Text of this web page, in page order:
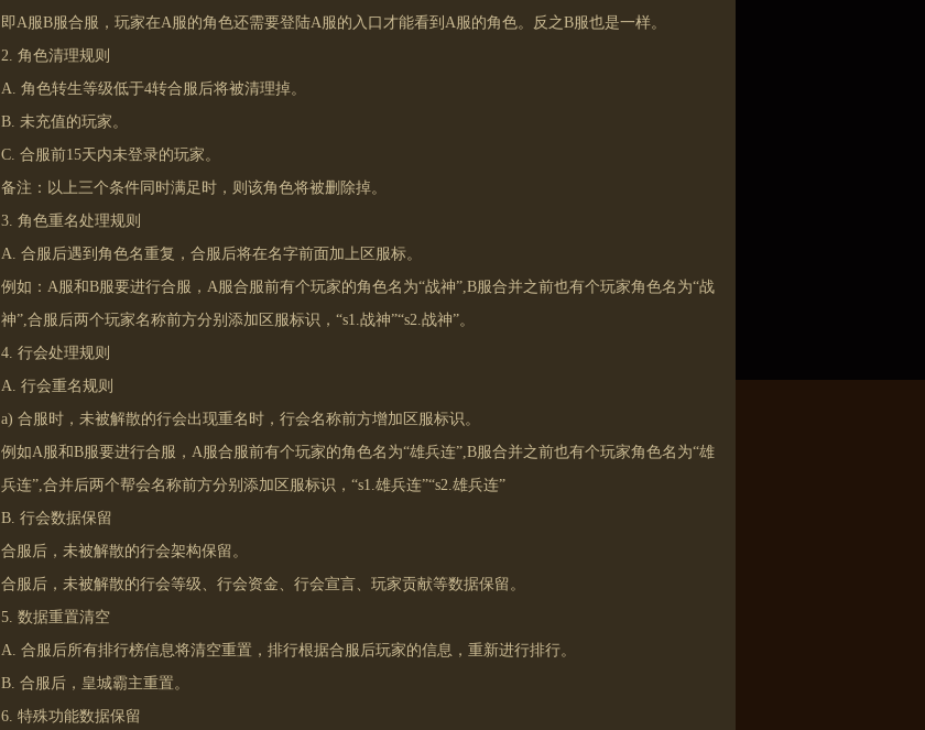
即A服B服合服，玩家在A服的角色还需要登陆A服的入口才能看到A服的角色。反之B服也是一样。
2. 角色清理规则
A. 角色转生等级低于4转合服后将被清理掉。
B. 未充值的玩家。
C. 合服前15天内未登录的玩家。
备注：以上三个条件同时满足时，则该角色将被删除掉。
3. 角色重名处理规则
A. 合服后遇到角色名重复，合服后将在名字前面加上区服标。
例如：A服和B服要进行合服，A服合服前有个玩家的角色名为“战神”,B服合并之前也有个玩家角色名为“战
神”,合服后两个玩家名称前方分别添加区服标识，“s1.战神”“s2.战神”。
4. 行会处理规则
A. 行会重名规则
a) 合服时，未被解散的行会出现重名时，行会名称前方增加区服标识。
例如A服和B服要进行合服，A服合服前有个玩家的角色名为“雄兵连”,B服合并之前也有个玩家角色名为“雄
兵连”,合并后两个帮会名称前方分别添加区服标识，“s1.雄兵连”“s2.雄兵连”
B. 行会数据保留
合服后，未被解散的行会架构保留。
合服后，未被解散的行会等级、行会资金、行会宣言、玩家贡献等数据保留。
5. 数据重置清空
A. 合服后所有排行榜信息将清空重置，排行根据合服后玩家的信息，重新进行排行。
B. 合服后，皇城霸主重置。
6. 特殊功能数据保留